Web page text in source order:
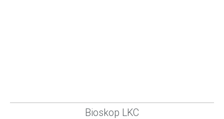
Bioskop LKC